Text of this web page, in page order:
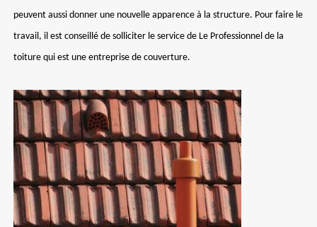
peuvent aussi donner une nouvelle apparence à la structure. Pour faire le
travail, il est conseillé de solliciter le service de Le Professionnel de la
toiture qui est une entreprise de couverture.